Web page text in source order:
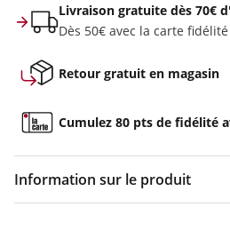
Livraison gratuite dès 70€
Dès 50€ avec la carte fidélité
Retour gratuit en magasin
Cumulez 80 pts de fidélité
Information sur le produit